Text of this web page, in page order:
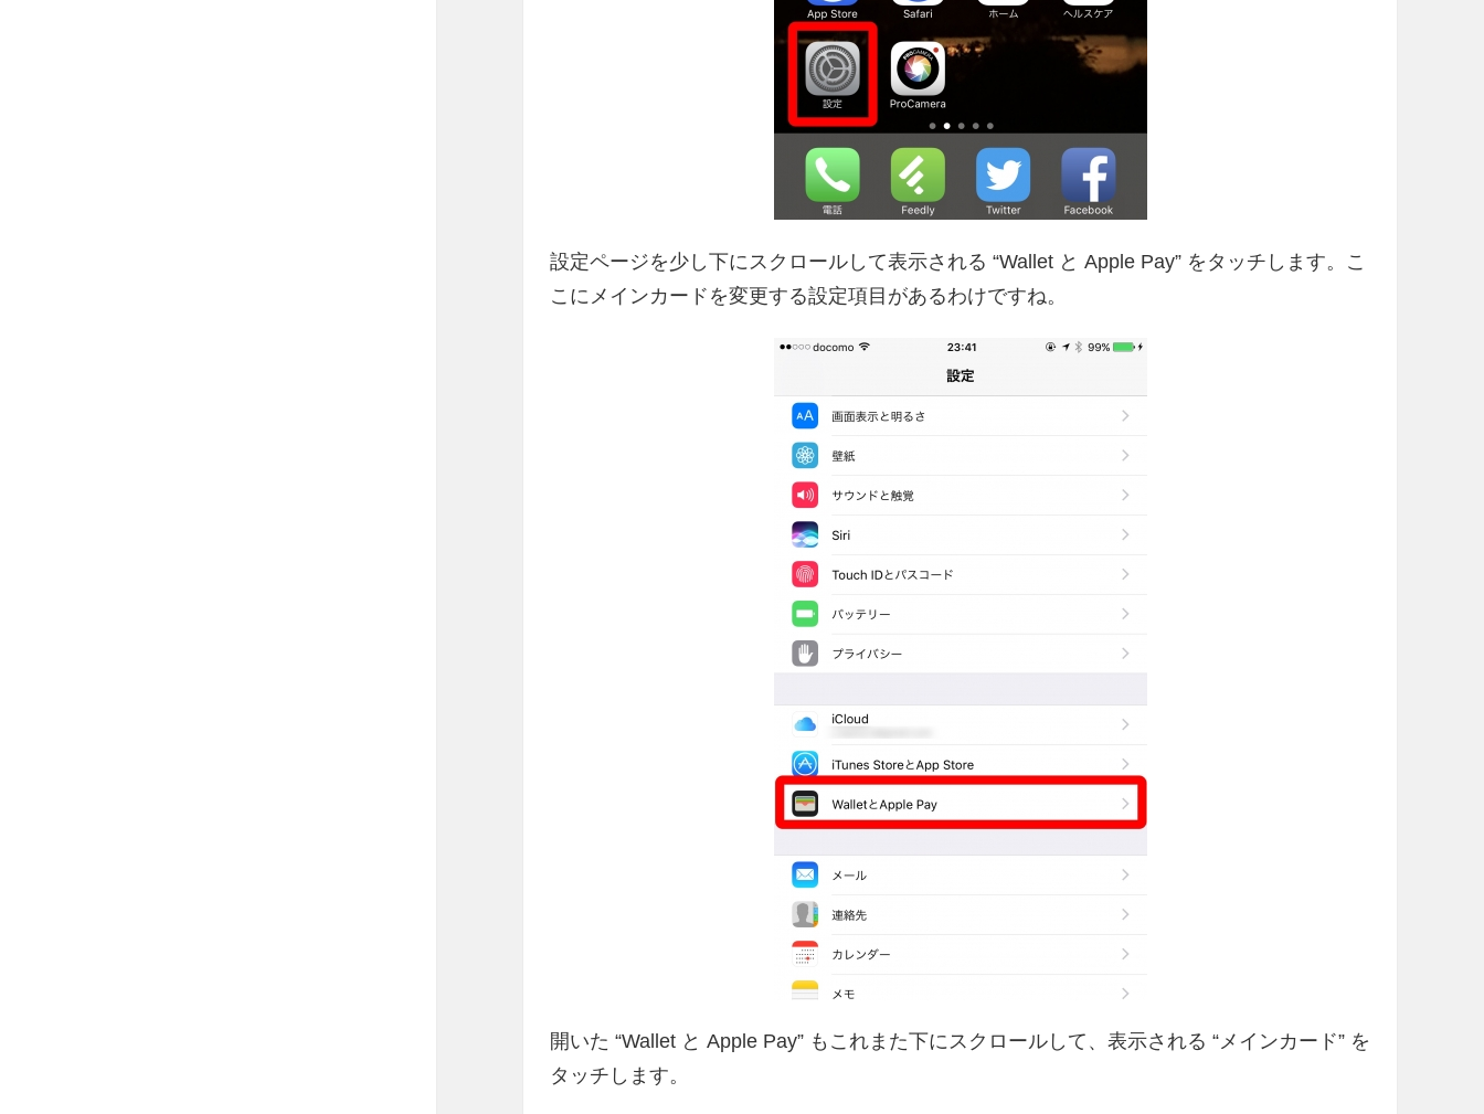
設定ページを少し下にスクロールして表示される “Wallet と Apple Pay” をタッチします。こ
こにメインカードを変更する設定項目があるわけですね。
開いた “Wallet と Apple Pay” もこれまた下にスクロールして、表示される “メインカード” を
タッチします。